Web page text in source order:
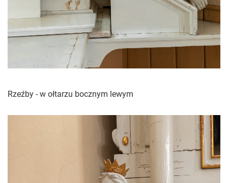
Rzeźby - w ołtarzu bocznym lewym